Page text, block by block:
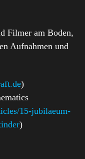
Filmer am Boden,
Aufnahmen und
)
15-jubilaeum-
)